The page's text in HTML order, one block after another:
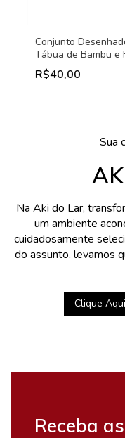
Conjunto
Tábua de Bambu e
para Queijo - Lyor -
Medindo, 5,5x22,5cm
R$40,00
Sua
Na Aki do Lar,
um ambiente
cuidadosamente
do assunto, levamos
Clique
Receba